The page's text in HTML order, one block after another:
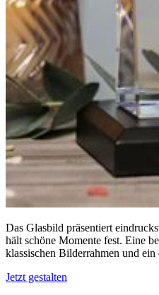
Das Glasbild präsentiert
hält schöne Momente fest. Eine
klassischen Bilderrahmen und
Jetzt gestalten